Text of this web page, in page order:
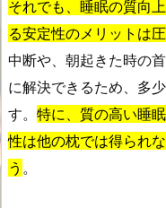
それでも、睡眠の質向
る安定性のメリットは
中断や、朝起きた時の
に解決できるため、多
す。 特に、質の高い睡
性は他の枕では得られ
う 。